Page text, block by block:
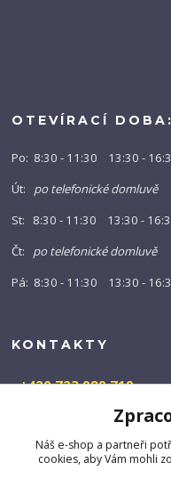
OTEVÍRACÍ DOBA:
Po: 8:30 - 11:30 13:30 -
Út: po telefonické domluvě
St: 8:30 - 11:30 13:30 -
Čt: po telefonické domluvě
Pá: 8:30 - 11:30 13:30 -
KONTAKTY
+420 723 989 719
info@barny-
Náš e-shop a partneři
cookies, aby Vám mohli